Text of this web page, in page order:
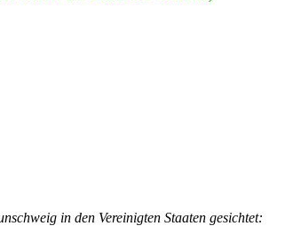
in den Vereinigten Staaten gesichtet: